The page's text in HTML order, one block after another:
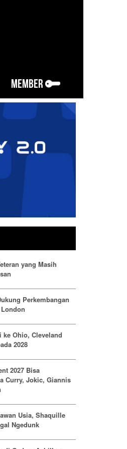
MEMBER
yang Masih
Perkembangan
ke Ohio, Cleveland
2028
2027 Bisa
Curry, Jokic, Giannis
Usia, Shaquille
Ngedunk